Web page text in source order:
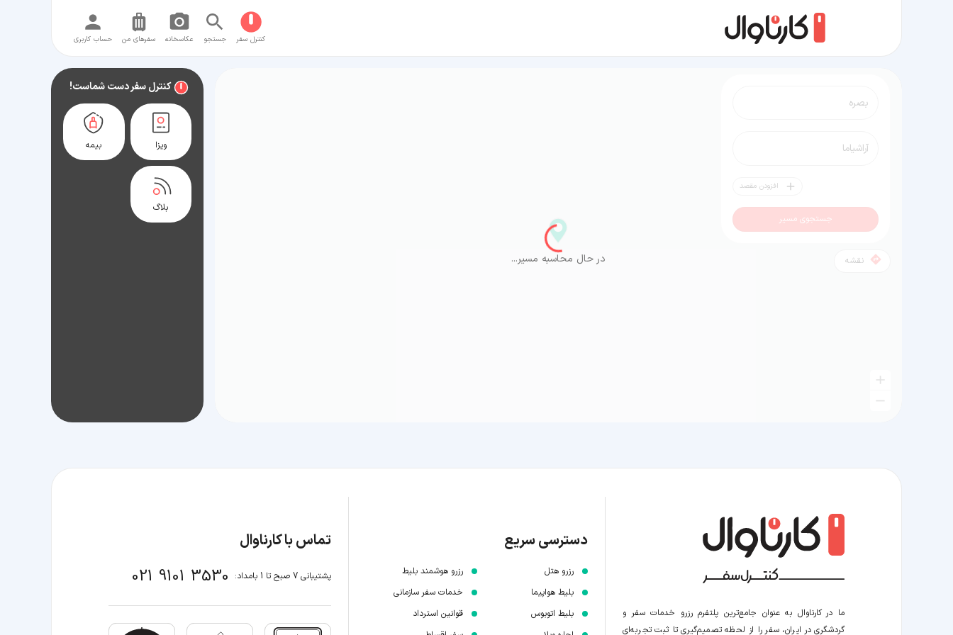
کنترل سفر جستجو عکاسخانه سفر‌های من حساب کاربری
افزودن مقصد
جستجوی مسیر
نقشه در حال محاسبه مسیر...
کنترل سفر دست شماست!
ویزا بیمه
بلاگ
ما در کارناوال به عنوان جامع‌ترین پلتفرم رزرو خدمات سفر و
گردشگری در ایران، سفر را از لحظه‌ تصمیم‌گیری تا ثبت تجربه‌ای
دسترسی سریع
رزرو هتل
بلیط هواپیما
بلیط اتوبوس
رزرو هوشمند بلیط
خدمات سفر سازمانی
قوانین استرداد
تماس با کارناوال
پشتیبانی 7 صبح تا 1 بامداد: 021 9101 3530